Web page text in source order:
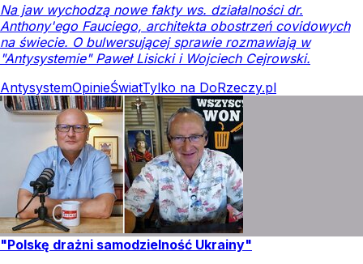
Na jaw wychodzą nowe fakty ws. działalności dr.
Anthony'ego Fauciego, architekta obostrzeń covidowych
na świecie. O bulwersującej sprawie rozmawiają w
"Antysystemie" Paweł Lisicki i Wojciech Cejrowski.
AntysystemOpinieŚwiatTylko na DoRzeczy.pl
"Polskę drażni samodzielność Ukrainy"